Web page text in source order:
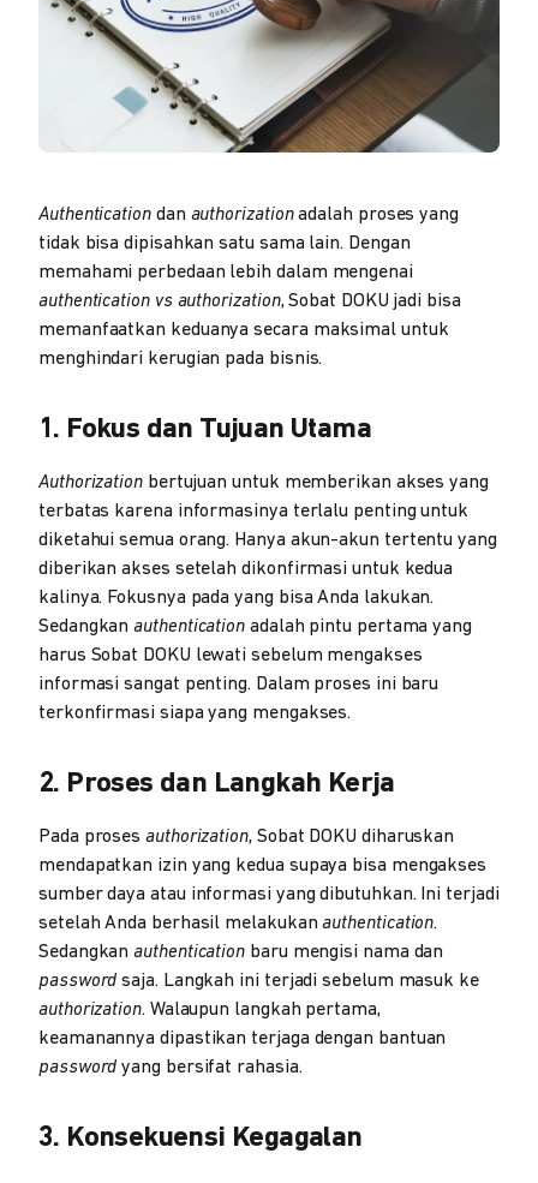
Authenticationdan authorizationadalah proses yang
tidak bisa dipisahkan satu sama lain. Dengan
memahami perbedaan lebih dalam mengenai
authentication vs authorization, Sobat DOKU jadi bisa
memanfaatkan keduanya secara maksimal untuk
menghindari kerugian pada bisnis.
1. Fokus dan Tujuan Utama
Authorizationbertujuan untuk memberikan akses yang
terbatas karena informasinya terlalu penting untuk
diketahui semua orang. Hanya akun-akun tertentu yang
diberikan akses setelah dikonfirmasi untuk kedua
kalinya. Fokusnya pada yang bisa Anda lakukan.
Sedangkanauthentication adalah pintu pertama yang
harus Sobat DOKU lewati sebelum mengakses
informasi sangat penting. Dalam proses ini baru
terkonfirmasi siapa yang mengakses.
2. Proses dan Langkah Kerja
Pada prosesauthorization, Sobat DOKU diharuskan
mendapatkan izin yang kedua supaya bisa mengakses
sumber daya atau informasi yang dibutuhkan. Ini terjadi
setelah Anda berhasil melakukanauthentication.
Sedangkanauthentication baru mengisi nama dan
password saja. Langkah ini terjadi sebelum masuk ke
authorization. Walaupun langkah pertama,
keamanannya dipastikan terjaga dengan bantuan
password yang bersifat rahasia.
3. Konsekuensi Kegagalan